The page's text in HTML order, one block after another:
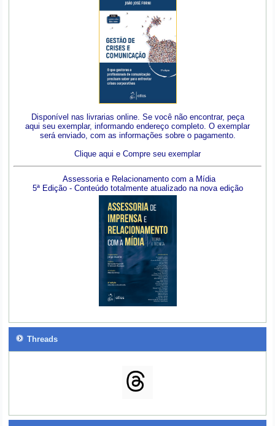
Disponível nas livrarias online. Se você não encontrar, peça
aqui seu exemplar, informando endereço completo. O exemplar
será enviado, com as informações sobre o pagamento.
Clique aqui e Compre seu exemplar
Assessoria e Relacionamento com a Mídia
5ª Edição - Conteúdo totalmente atualizado na nova edição
Threads